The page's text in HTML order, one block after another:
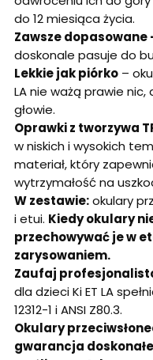
do 12 miesiąca życia.
Zawsze dopasowane
doskonale pasuje do
Lekkie jak piórko –
LA nie ważą prawie
głowie.
Oprawki z tworzywa
w niskich i wysokich
materiał, który
wytrzymałość na
W zestawie:okulary
i etui. Kiedy okulary
przechowywać je w
zarysowaniem.
Zaufaj
dla dzieci Ki ET LA
12312-1 i ANSI Z80.3.
Okulary
gwarancja